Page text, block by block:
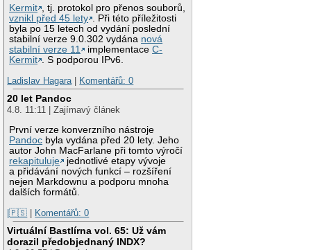
Kermit , tj. protokol pro přenos souborů,
vznikl před 45 lety . Při této příležitosti
byla po 15 letech od vydání poslední
stabilní verze 9.0.302 vydána nová
stabilní verze 11
implementaceC-
Kermit . S podporou IPv6.
Ladislav Hagara | Komentářů: 0
20 let Pandoc
4.8. 11:11 | Zajímavý článek
První verze konverzního nástroje
Pandoc byla vydána před 20 lety. Jeho
autor John MacFarlane při tomto výročí
rekapituluje
jednotlivé etapy vývoje
a přidávání nových funkcí – rozšíření
nejen Markdownu a podporu mnoha
dalších formátů.
|🇵🇸 | Komentářů: 0
Virtuální Bastlírna vol. 65: Už vám
dorazil předobjednaný INDX?